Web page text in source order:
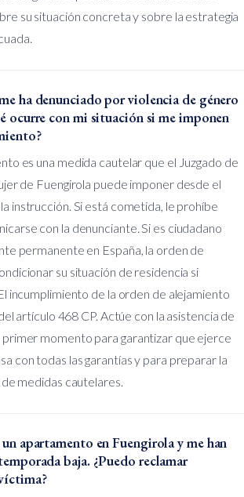
su situación concreta y sobre la estrategia
ha denunciado por violencia de género
ocurre con mi situación si me imponen
es una medida cautelar que el Juzgado de
de Fuengirola puede imponer desde el
instrucción. Si está cometida, le prohíbe
con la denunciante. Si es ciudadano
permanente en España, la orden de
su situación de residencia si
incumplimiento de la orden de alejamiento
artículo 468 CP. Actúe con la asistencia de
primer momento para garantizar que ejerce
con todas las garantías y para preparar la
medidas cautelares.
apartamento en Fuengirola y me han
baja. ¿Puedo reclamar